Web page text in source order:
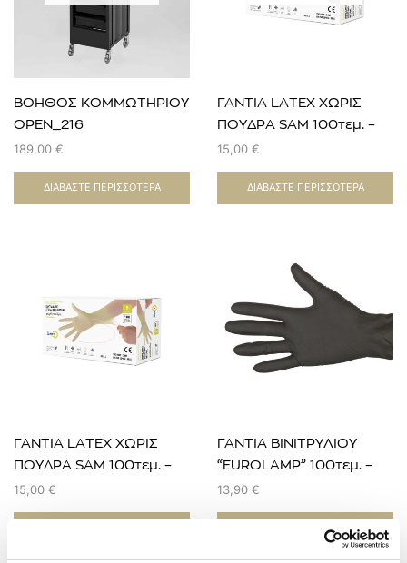
ΒΟΗΘΟΣ ΚΟΜΜΩΤΗΡΙΟΥ
OPEN_216
189,00 €
ΔΙΑΒΆΣΤΕ ΠΕΡΙΣΣΌΤΕΡΑ
ΓΑΝΤΙΑ LATEX ΧΩΡΙΣ
ΠΟΥΔΡΑ SAM 100τεμ. –
Large
15,00 €
ΔΙΑΒΆΣΤΕ ΠΕΡΙΣΣΌΤΕΡΑ
ΓΑΝΤΙΑ LATEX ΧΩΡΙΣ
ΠΟΥΔΡΑ SAM 100τεμ. –
Medium
15,00 €
ΓΑΝΤΙΑ ΒΙΝΙΤΡΥΛΙΟΥ
“EUROLAMP” 100τεμ. –
Large
13,90 €
ΠΡΟΣΘΉΚΗ ΣΤΟ ΚΑΛΆΘΙ